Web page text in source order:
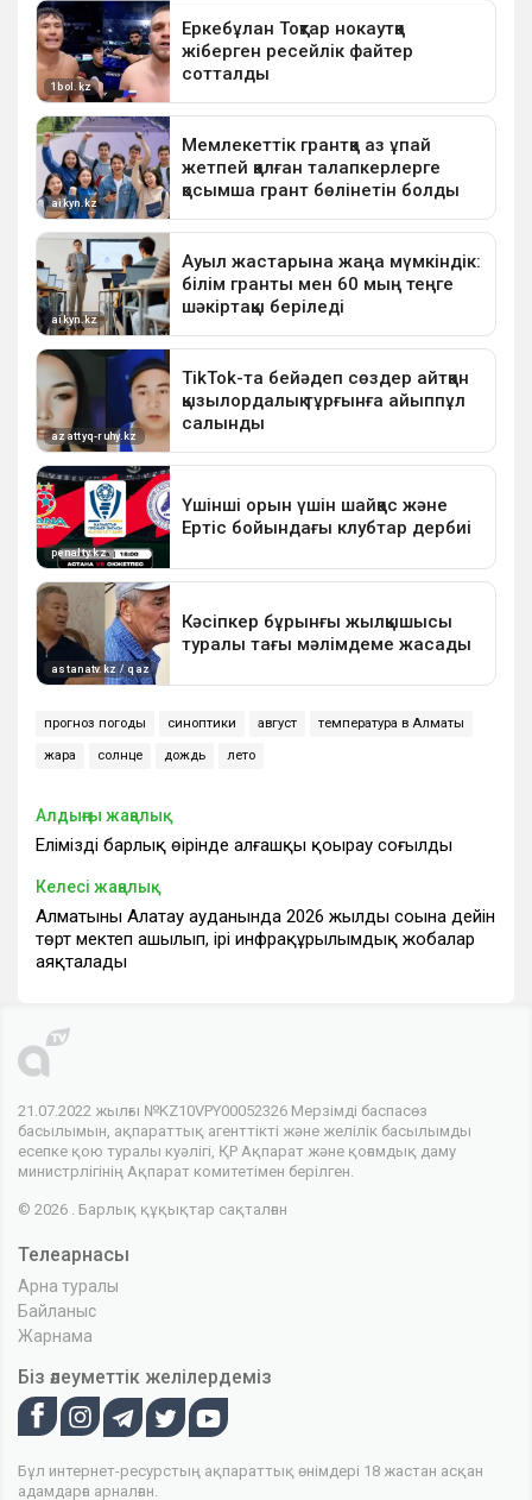
прогноз погоды синоптики август температура в Алматы
жара солнце дождь лето
Алдыңғы жаңалық
Еліміздің барлық өңірінде алғашқы қоңырау соғылды
Келесі жаңалық
Алматының Алатау ауданында 2026 жылдың соңына дейін
төрт мектеп ашылып, ірі инфрақұрылымдық жобалар
аяқталады
21.07.2022 жылғы №KZ10VPY00052326 Мерзімді баспасөз
басылымын, ақпараттық агенттікті және желілік басылымды
есепке қою туралы куәлігі, ҚР Ақпарат және қоғамдық даму
министрлігінің Ақпарат комитетімен берілген.
© 2026 . Барлық құқықтар сақталған
Телеарнасы
Арна туралы
Байланыс
Жарнама
Біз әлеуметтік желілердеміз
Бұл интернет-ресурстың ақпараттық өнімдері 18 жастан асқан
адамдарға арналған.